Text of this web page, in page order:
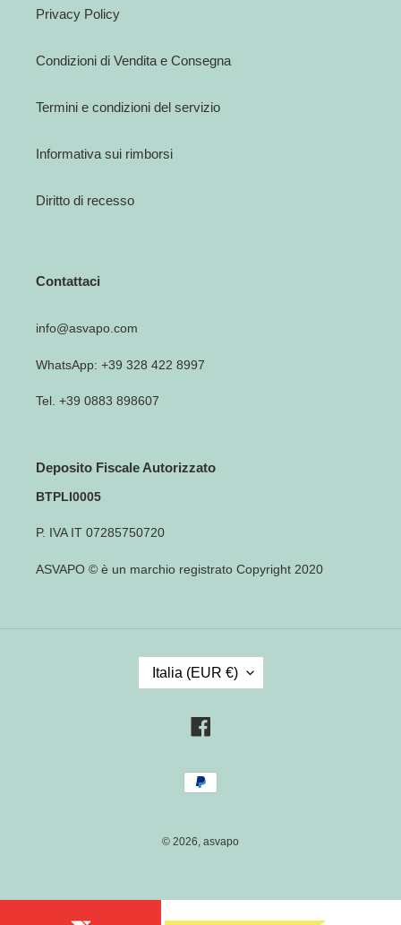
Privacy Policy
Condizioni di Vendita e Consegna
Termini e condizioni del servizio
Informativa sui rimborsi
Diritto di recesso
Contattaci
info@asvapo.com
WhatsApp: +39 328 422 8997
Tel. +39 0883 898607
Deposito Fiscale Autorizzato
BTPLI0005
P. IVA IT 07285750720
ASVAPO © è un marchio registrato Copyright 2020
Italia (EUR €)
Metodi
di
© 2026, asvapo